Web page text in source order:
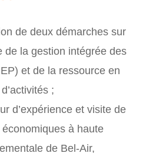
de deux démarches sur
de la gestion intégrée des
et de la ressource en
;
d’expérience et visite de
économiques à haute
de Bel-Air,